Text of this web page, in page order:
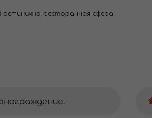
Гостинично-ресторанная сфера